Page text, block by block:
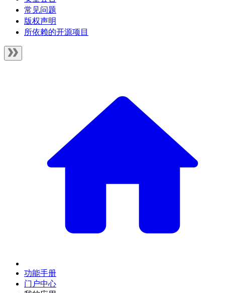
常见问题
版权声明
所依赖的开源项目
功能手册
门户中心